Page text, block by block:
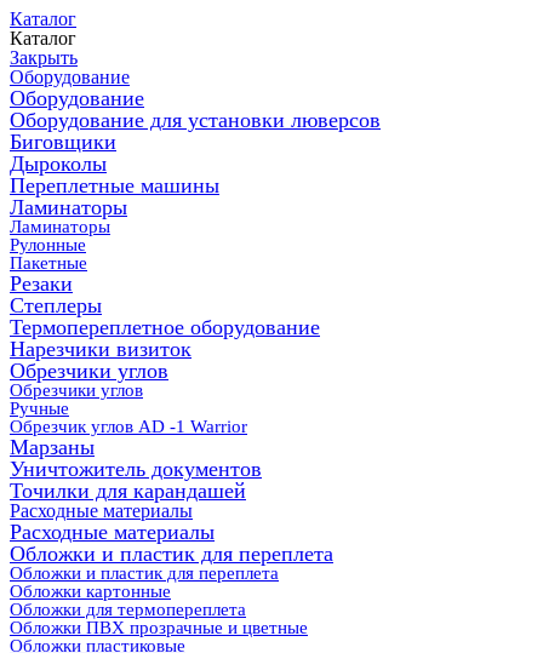
Каталог
Каталог
Закрыть
Оборудование
Оборудование
Оборудование для установки люверсов
Биговщики
Дыроколы
Переплетные машины
Ламинаторы
Ламинаторы
Рулонные
Пакетные
Резаки
Степлеры
Термопереплетное оборудование
Нарезчики визиток
Обрезчики углов
Обрезчики углов
Ручные
Обрезчик углов AD -1 Warrior
Марзаны
Уничтожитель документов
Точилки для карандашей
Расходные материалы
Расходные материалы
Обложки и пластик для переплета
Обложки и пластик для переплета
Обложки картонные
Обложки для термопереплета
Обложки ПВХ прозрачные и цветные
Обложки пластиковые